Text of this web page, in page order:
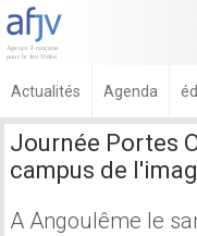
Actualités Agenda
Journée Portes
campus de
A Angoulême le